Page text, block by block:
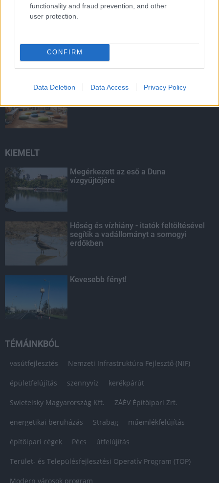
functionality and fraud prevention, and other
user protection.
CONFIRM
Data Deletion Data Access Privacy Policy
segítik a vadállományt a somogyi
erdőkben
Három magyarországi iskola tantermét
KIEMELT
Megérkezett az eső a Duna
vízgyűjtőjére
Hőség és vízhiány - itatók feltöltésével
segítik a vadállományt a somogyi
erdőkben
Kevesebb fényt!
TÉMÁINKBÓL
vasútfejlesztés Nemzeti Infrastruktúra Fejlesztő (NIF)
épületfelújítás szennyvíz kerékpárút
Swietelsky Magyarország Kft. ZÁÉV Építőipari Zrt.
energetikai beruházás Strabag műemlékfelújítás
építőipari cégek Pécs útfelújítás
Terület- és Településfejlesztési Operatív Program (TOP)
Modern városok program